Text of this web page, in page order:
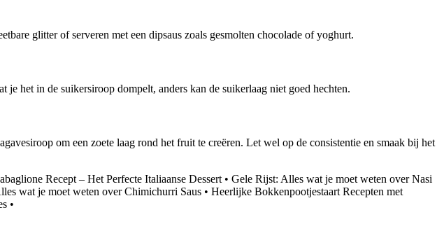
glitter of serveren met een dipsaus zoals gesmolten chocolade of yoghurt.
het in de suikersiroop dompelt, anders kan de suikerlaag niet goed hechten.
om een ​​zoete laag rond het fruit te creëren. Let wel op de consistentie en smaak bij het
Recept – Het Perfecte Italiaanse Dessert• Gele Rijst: Alles wat je moet weten over Nasi
wat je moet weten over Chimichurri Saus • Heerlijke Bokkenpootjestaart Recepten met
•